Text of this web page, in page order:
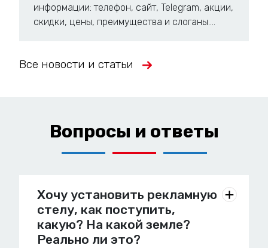
информации: телефон, сайт, Telegram, акции,
скидки, цены, преимущества и слоганы....
Все новости и статьи
Вопросы и ответы
Хочу установить рекламную
стелу, как поступить,
какую? На какой земле?
Реально ли это?